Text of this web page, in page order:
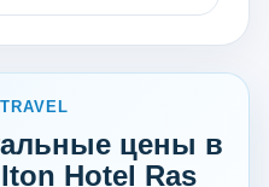
цены в
Hotel Ras